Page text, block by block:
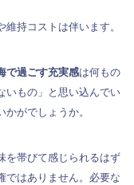
持コストは伴います。
で過ごす充実感は何もの
いもの」と思い込んでい
がでしょうか。
を帯びて感じられるはず
ではありません。必要な